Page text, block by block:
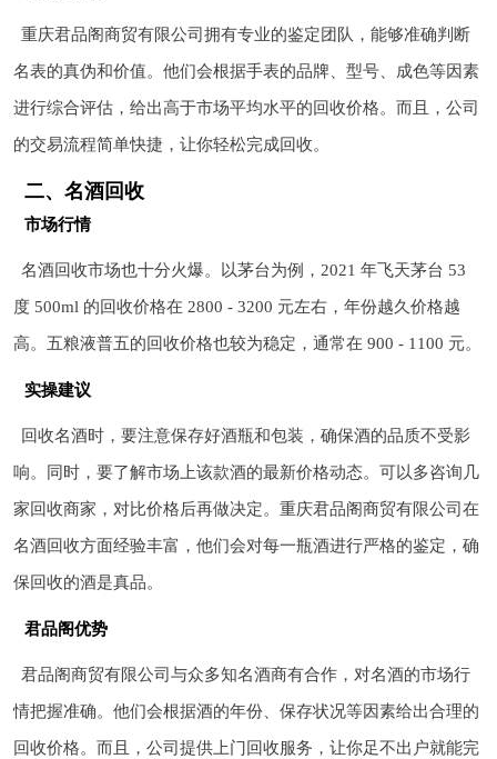
重庆君品阁商贸有限公司拥有专业的鉴定团队，能够准确判断
名表的真伪和价值。他们会根据手表的品牌、型号、成色等因素
进行综合评估，给出高于市场平均水平的回收价格。而且，公司
的交易流程简单快捷，让你轻松完成回收。
二、名酒回收
市场行情
名酒回收市场也十分火爆。以茅台为例，2021 年飞天茅台 53
度 500ml 的回收价格在 2800 - 3200 元左右，年份越久价格越
高。五粮液普五的回收价格也较为稳定，通常在 900 - 1100 元。
实操建议
回收名酒时，要注意保存好酒瓶和包装，确保酒的品质不受影
响。同时，要了解市场上该款酒的最新价格动态。可以多咨询几
家回收商家，对比价格后再做决定。重庆君品阁商贸有限公司在
名酒回收方面经验丰富，他们会对每一瓶酒进行严格的鉴定，确
保回收的酒是真品。
君品阁优势
君品阁商贸有限公司与众多知名酒商有合作，对名酒的市场行
情把握准确。他们会根据酒的年份、保存状况等因素给出合理的
回收价格。而且，公司提供上门回收服务，让你足不出户就能完